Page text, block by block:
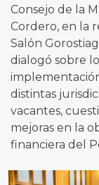
Consejo de la
Cordero, en la
Salón
dialogó sobre
distintas
vacantes,
mejoras en la
financiera del